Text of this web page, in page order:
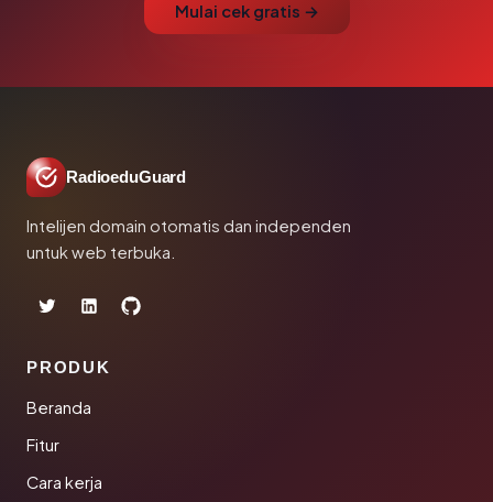
Mulai cek gratis →
RadioeduGuard
Intelijen domain otomatis dan independen
untuk web terbuka.
PRODUK
Beranda
Fitur
Cara kerja